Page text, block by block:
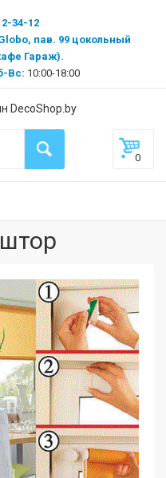
34-12
пав. 99 цокольный
Гараж).
Вс: 10:00-18:00
0